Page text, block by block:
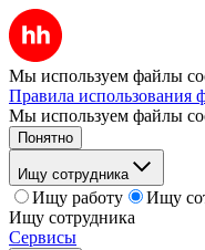
Мы используем файлы
Правила использования
Мы используем файлы
Понятно
Ищу сотрудника
Ищу работу
Ищу
Ищу сотрудника
Сервисы